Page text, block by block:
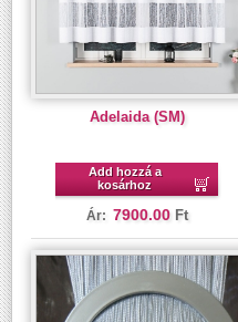
Adelaida (SM)
Add hozzá a
kosárhoz
Ár: 7900.00 Ft